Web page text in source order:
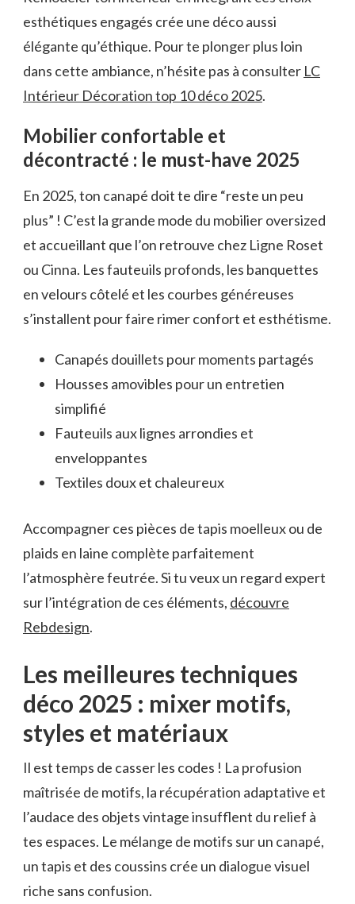
esthétiques engagés crée une déco aussi
élégante qu’éthique. Pour te plonger plus loin
dans cette ambiance, n’hésite pas à consulter LC
Intérieur Décoration top 10 déco 2025.
Mobilier confortable et
décontracté : le must-have 2025
En 2025, ton canapé doit te dire “reste un peu
plus” ! C’est la grande mode du mobilier oversized
et accueillant que l’on retrouve chez Ligne Roset
ou Cinna. Les fauteuils profonds, les banquettes
en velours côtelé et les courbes généreuses
s’installent pour faire rimer confort et esthétisme.
Canapés douillets pour moments partagés
Housses amovibles pour un entretien
simplifié
Fauteuils aux lignes arrondies et
enveloppantes
Textiles doux et chaleureux
Accompagner ces pièces de tapis moelleux ou de
plaids en laine complète parfaitement
l’atmosphère feutrée. Si tu veux un regard expert
sur l’intégration de ces éléments, découvre
Rebdesign.
Les meilleures techniques
déco 2025 : mixer motifs,
styles et matériaux
Il est temps de casser les codes ! La profusion
maîtrisée de motifs, la récupération adaptative et
l’audace des objets vintage insufflent du relief à
tes espaces. Le mélange de motifs sur un canapé,
un tapis et des coussins crée un dialogue visuel
riche sans confusion.